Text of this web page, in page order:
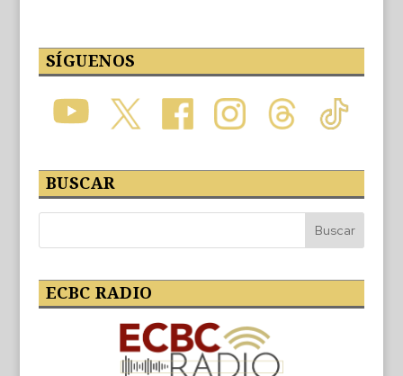
SÍGUENOS
BUSCAR
ECBC RADIO